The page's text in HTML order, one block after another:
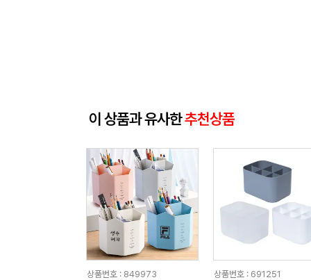
이 상품과 유사한추천상품
상품번호 : 849973
상품번호 : 691251